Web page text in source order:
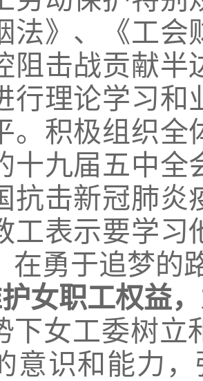
法》、《工会
阻击战贡献半
行理论学习和
。积极组织全
十九届五中全
抗击新冠肺炎
工表示要学习
在勇于追梦的
女职工权益
下女工委树立
意识和能力